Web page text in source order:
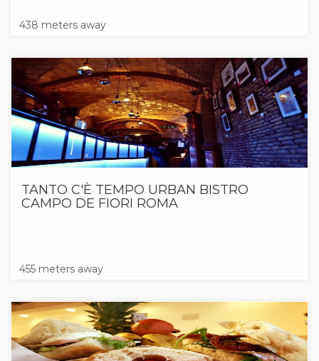
438 meters away
TANTO C'È TEMPO URBAN BISTRO
CAMPO DE FIORI ROMA
455 meters away